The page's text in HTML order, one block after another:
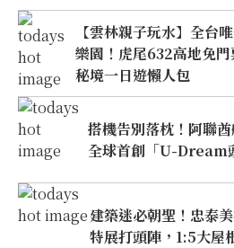
【雲林親子玩水】全台
樂園！虎尾632高地免
秘境一日遊懶人包
搭機告別落枕！阿聯
全球首創「U-Dream
建築迷必朝聖！忠泰
特展打頭陣，1:5大屋